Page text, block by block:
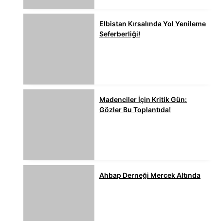
Elbistan Kırsalında Yol Yenileme
Seferberliği!
Madenciler İçin Kritik Gün:
Gözler Bu Toplantıda!
Ahbap Derneği Mercek Altında